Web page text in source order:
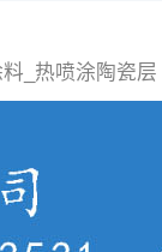
_热喷涂陶瓷层